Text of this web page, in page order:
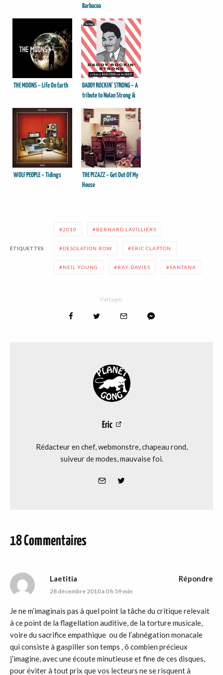
Barbacoa
THE MOONS – Life On Earth
DADDY ROCKIN’ STRONG – A
tribute to Nolan Strong &
WOLF PEOPLE – Tidings
THE PIZAZZ – Get Out Of My
House
ÉTIQUETTES
2010 BERNARD LAVILLIERS
DESOLATION ROW ERIC CLAPTON
NEIL YOUNG RAY DAVIES SANTANA
Partager
Eric
Rédacteur en chef, webmonstre, chapeau rond,
suiveur de modes, mauvaise foi.
18 Commentaires
Laetitia
28 décembre 2010 à 0 h 59 min
Je ne m’imaginais pas à quel point la tâche du critique relevait
à ce point de la flagellation auditive, de la torture musicale,
voire du sacrifice empathique ou de l’abnégation monacale
qui consiste à gaspiller son temps , ô combien précieux
j’imagine, avec une écoute minutieuse et fine de ces disques,
pour éviter à tout prix que vos lecteurs ne se risquent à
Répondre